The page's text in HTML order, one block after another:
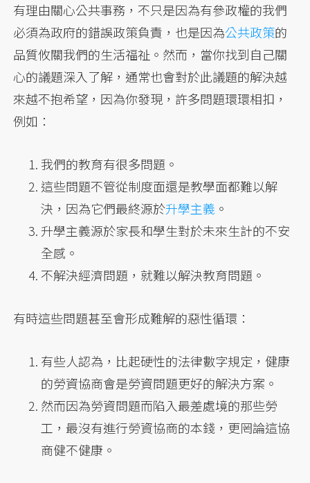
有理由關心公共事務，不只是因為有參政權的我們
必須為政府的錯誤政策負責，也是因為公共政策的
品質攸關我們的生活福祉。然而，當你找到自己關
心的議題深入了解，通常也會對於此議題的解決越
來越不抱希望，因為你發現，許多問題環環相扣，
例如：
我們的教育有很多問題。
這些問題不管從制度面還是教學面都難以解
決，因為它們最終源於升學主義 。
升學主義源於家長和學生對於未來生計的不安
全感。
不解決經濟問題，就難以解決教育問題。
有時這些問題甚至會形成難解的惡性循環：
有些人認為，比起硬性的法律數字規定，健康
的勞資協商會是勞資問題更好的解決方案。
然而因為勞資問題而陷入最差處境的那些勞
工，最沒有進行勞資協商的本錢，更罔論這協
商健不健康。